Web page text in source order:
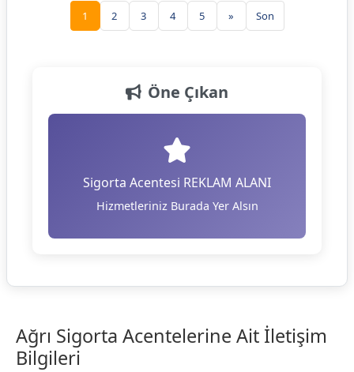
1 2 3 4 5 » Son
Öne Çıkan
Sigorta Acentesi REKLAM ALANI
Hizmetleriniz Burada Yer Alsın
Ağrı Sigorta Acentelerine Ait İletişim
Bilgileri